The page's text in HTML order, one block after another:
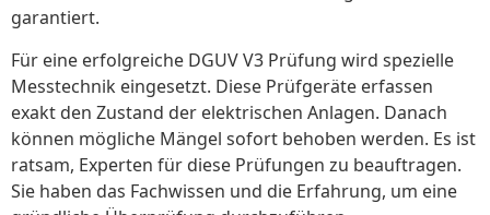
garantiert.
Für eine erfolgreiche DGUV V3 Prüfung wird spezielle
Messtechnik eingesetzt. Diese Prüfgeräte erfassen
exakt den Zustand der elektrischen Anlagen. Danach
können mögliche Mängel sofort behoben werden. Es ist
ratsam, Experten für diese Prüfungen zu beauftragen.
Sie haben das Fachwissen und die Erfahrung, um eine